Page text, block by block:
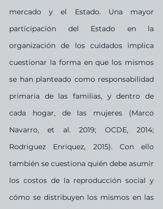
mercado y el Estado. Una mayor
participación del Estado en la
organización de los cuidados implica
cuestionar la forma en que los mismos
se han planteado como responsabilidad
primaria de las familias, y dentro de
cada hogar, de las mujeres (Marco
Navarro, et al. 2019; OCDE, 2014;
Rodriguez Enriquez, 2015). Con ello
también se cuestiona quién debe asumir
los costos de la reproducción social y
cómo se distribuyen los mismos en las